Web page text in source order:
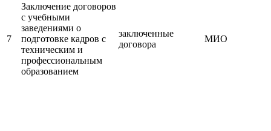
7
Заключение договоров
с учебными
заведениями о
подготовке кадров с
техническим и
профессиональным
образованием
заключенные
договора
МИО